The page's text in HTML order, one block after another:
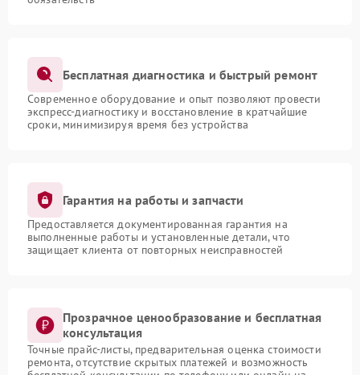
Бесплатная диагностика и быстрый ремонт
Современное оборудование и опыт позволяют провести
экспресс-диагностику и восстановление в кратчайшие
сроки, минимизируя время без устройства
Гарантия на работы и запчасти
Предоставляется документированная гарантия на
выполненные работы и установленные детали, что
защищает клиента от повторных неисправностей
Прозрачное ценообразование и бесплатная
консультация
Точные прайс-листы, предварительная оценка стоимости
ремонта, отсутствие скрытых платежей и возможность